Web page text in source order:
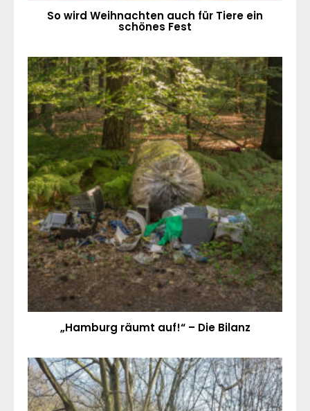
So wird Weihnachten auch für Tiere ein
schönes Fest
„Hamburg räumt auf!“ – Die Bilanz